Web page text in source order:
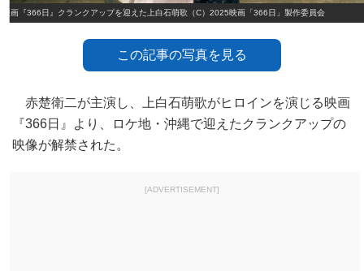
映画『366日』クランクアップを迎えた上白石萌歌（C）2025映画「366日」製作委員会
この記事の写真を見る
赤楚衛二が主演し、上白石萌歌がヒロインを演じる映画
『366日』より、ロケ地・沖縄で迎えたクランクアップの
映像が解禁された。
[ADVERTISEMENT]